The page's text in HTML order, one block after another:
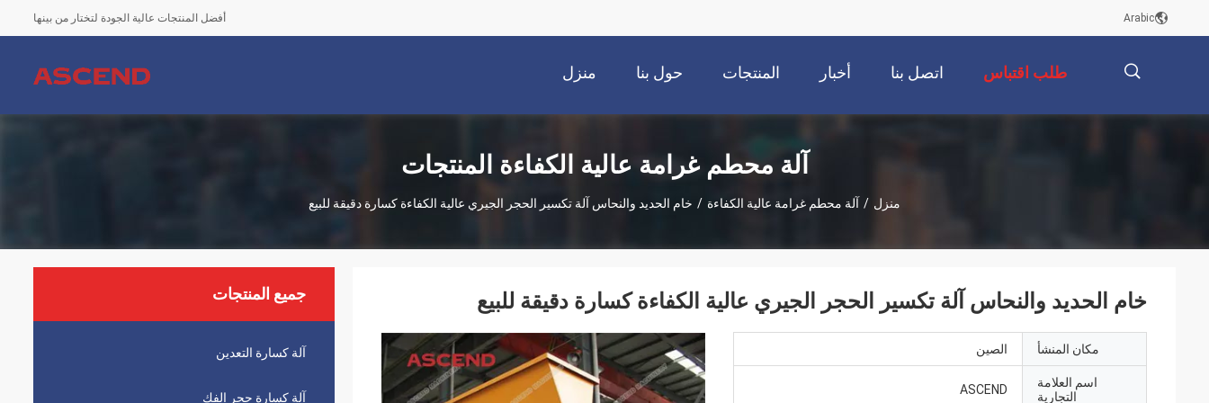
أفضل المنتجات عالية الجودة لتختار من بينها Arabic
منزل حول بنا المنتجات أخبار اتصل بنا طلب اقتباس
آلة محطم غرامة عالية الكفاءة المنتجات
منزل / آلة محطم غرامة عالية الكفاءة / خام الحديد والنحاس آلة تكسير الحجر الجيري عالية الكفاءة كسارة دقيقة للبيع
جميع المنتجات
آلة كسارة التعدين
آلة كسارة حجر الفك
خام الحديد والنحاس آلة تكسير الحجر الجيري عالية الكفاءة كسارة دقيقة للبيع
مكان المنشأ الصين
اسم العلامة
التجارية
ASCEND